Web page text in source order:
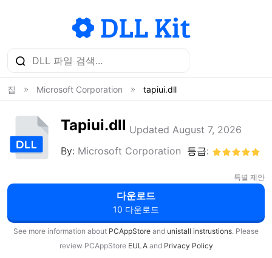
집 Microsoft Corporation tapiui.dll
Tapiui.dll Updated August 7, 2026
By: Microsoft Corporation 등급:
특별 제안
다운로드
10 다운로드
See more information about PCAppStore and unistall instrustions. Please
review PCAppStore EULAand Privacy Policy